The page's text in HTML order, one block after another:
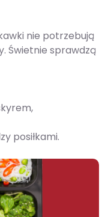
nie potrzebują
Świetnie sprawdzą
posiłkami.